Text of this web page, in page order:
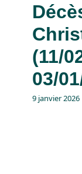
(11/
03/
9 janvier 2026